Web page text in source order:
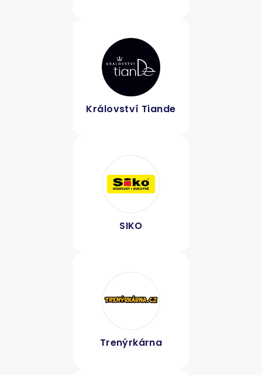
Království Tiande
SIKO
Trenýrkárna